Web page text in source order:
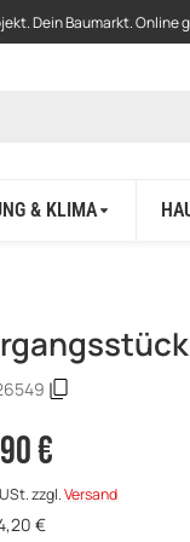
Dein Baumarkt. Online
& KLIMA
€
zzgl.Versand
€